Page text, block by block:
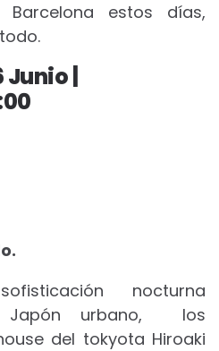
Barcelona estos días,
Junio |
nocturna
Japón urbano, los
del tokyota Hiroaki